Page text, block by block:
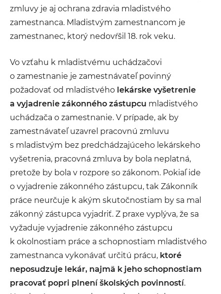
zmluvy je aj ochrana zdravia mladistvého
zamestnanca. Mladistvým zamestnancom je
zamestnanec, ktorý nedovŕšil 18. rok veku.
Vo vzťahu k mladistvému uchádzačovi
o zamestnanie je zamestnávateľ povinný
požadovať od mladistvého lekárske vyšetrenie
a vyjadrenie zákonného zástupcu mladistvého
uchádzača o zamestnanie. V prípade, ak by
zamestnávateľ uzavrel pracovnú zmluvu
s mladistvým bez predchádzajúceho lekárskeho
vyšetrenia, pracovná zmluva by bola neplatná,
pretože by bola v rozpore so zákonom. Pokiaľ ide
o vyjadrenie zákonného zástupcu, tak Zákonník
práce neurčuje k akým skutočnostiam by sa mal
zákonný zástupca vyjadriť. Z praxe vyplýva, že sa
vyžaduje vyjadrenie zákonného zástupcu
k okolnostiam práce a schopnostiam mladistvého
zamestnanca vykonávať určitú prácu, ktoré
neposudzuje lekár, najmä k jeho schopnostiam
pracovať popri plnení školských povinností.